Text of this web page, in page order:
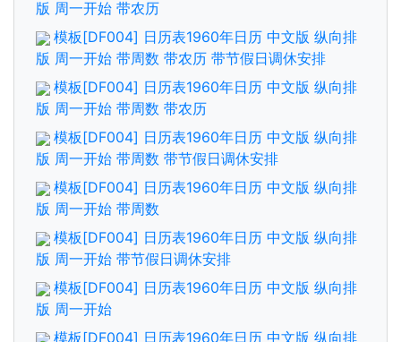
版 周一开始 带农历
模板[DF004] 日历表1960年日历 中文版 纵向排
版 周一开始 带周数 带农历 带节假日调休安排
模板[DF004] 日历表1960年日历 中文版 纵向排
版 周一开始 带周数 带农历
模板[DF004] 日历表1960年日历 中文版 纵向排
版 周一开始 带周数 带节假日调休安排
模板[DF004] 日历表1960年日历 中文版 纵向排
版 周一开始 带周数
模板[DF004] 日历表1960年日历 中文版 纵向排
版 周一开始 带节假日调休安排
模板[DF004] 日历表1960年日历 中文版 纵向排
版 周一开始
模板[DF004] 日历表1960年日历 中文版 纵向排